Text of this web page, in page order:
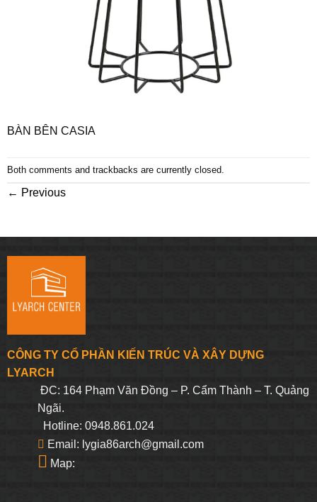
BÀN BÊN CASIA
Both comments and trackbacks are currently closed.
← Previous
CÔNG TY CỔ PHẦN KIẾN TRÚC VÀ XÂY DỰNG
LYARCH
ĐC: 164 Phạm Văn Đồng – P. Cẩm Thành – T. Quảng
Ngãi.
Hotline: 0948.861.024
Email: lygia86arch@gmail.com
Map: